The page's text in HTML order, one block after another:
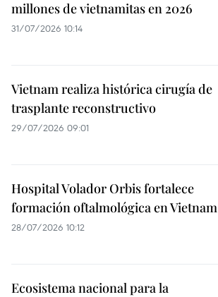
millones de vietnamitas en 2026
31/07/2026 10:14
Vietnam realiza histórica cirugía de
trasplante reconstructivo
29/07/2026 09:01
Hospital Volador Orbis fortalece
formación oftalmológica en Vietnam
28/07/2026 10:12
Ecosistema nacional para la